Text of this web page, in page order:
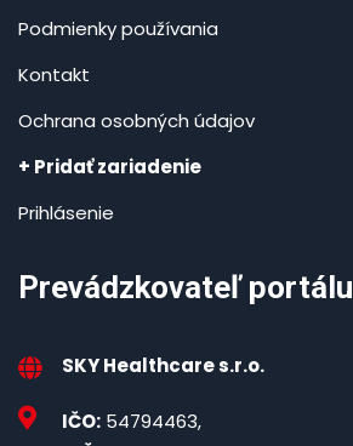
Podmienky používania
Kontakt
Ochrana osobných údajov
+ Pridať zariadenie
Prihlásenie
Prevádzkovateľ portálu
SKY Healthcare s.r.o.
IČO: 54794463,